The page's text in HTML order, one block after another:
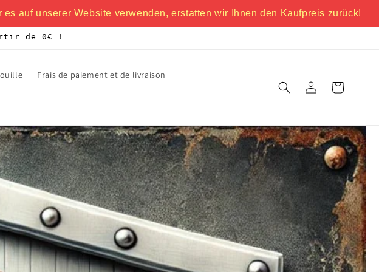
auf unserer Website verwenden, erstatten wir Ihnen den Kaufpreis zurück!
de 0€ !
Frais de paiement et de livraison
Connexion Panier